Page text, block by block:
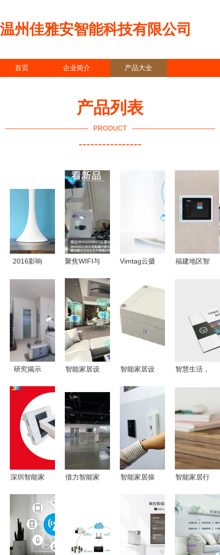
温州佳雅安智能科技有限公司
首页 企业简介 产品大全
产品列表
PRODUCT
----------------
2016影响
聚焦WIFI与
奋达科技
2015 CES
直击未来智
能生活
Vimtag云摄
家居沟通新
桥梁，让联
系无处不在
福建地区智
好、设备优
的合作伙伴
研究揭示
赤字，阻碍
英国智能家
居普及浪潮
智能家居设
放招，重塑
生活新格局
智能家居设
选购大全
智慧生活，
来的智能家
居解决方案
深圳智能家
厂家 引领
智能家居设
备新风尚
借力智能家
制造在全球
价值链中的
地位
智能家居操
头逐鹿下的
三国拉锯与
生态博弈
智能家居行
安全设备引
领市场，智
能化生活迎
来新篇章